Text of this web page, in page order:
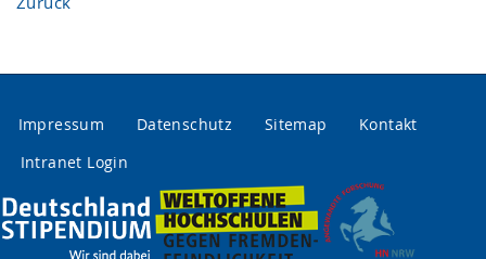
Impressum Datenschutz Sitemap
Kontakt
Intranet Login